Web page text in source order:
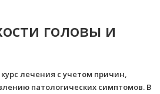
головы и
лечения с учетом причин,
патологических симптомов. В